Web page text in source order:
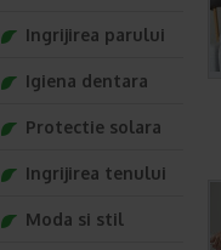
Ingrijirea parului
Igiena dentara
Protectie solara
Ingrijirea tenului
Moda si stil